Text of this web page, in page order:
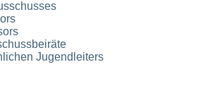
Jugendleiters